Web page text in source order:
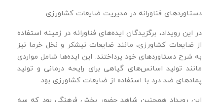
دستاوردهای فناورانه در مدیریت ضایعات کشاورزی
در این رویداد، برگزیدگان ایده‌های فناورانه در زمینه استفاده
از ضایعات کشاورزی، مانند ضایعات نیشکر و نخل خرما نیز
به شرح دستاوردهای خود پرداختند. این ایده‌ها شامل مواردی
مانند تولید اسانس‌های گیاهی برای رایحه‌ درمانی و تولید
پمادهای ضد درد با استفاده از ضایعات کشاورزی بود.